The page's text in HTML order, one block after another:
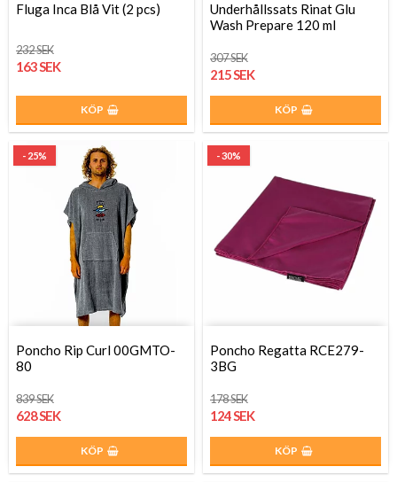
Fluga Inca Blå Vit (2 pcs)
232 SEK
163 SEK
KÖP
Underhållssats Rinat Glu
Wash Prepare 120 ml
307 SEK
215 SEK
KÖP
- 25%
Poncho Rip Curl 00GMTO-
80
839 SEK
628 SEK
KÖP
- 30%
Poncho Regatta RCE279-
3BG
178 SEK
124 SEK
KÖP